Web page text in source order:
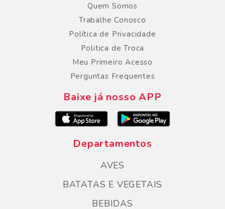
Quem Somos
Trabalhe Conosco
Política de Privacidade
Politica de Troca
Meu Primeiro Acesso
Perguntas Frequentes
Baixe já nosso APP
Departamentos
AVES
BATATAS E VEGETAIS
BEBIDAS